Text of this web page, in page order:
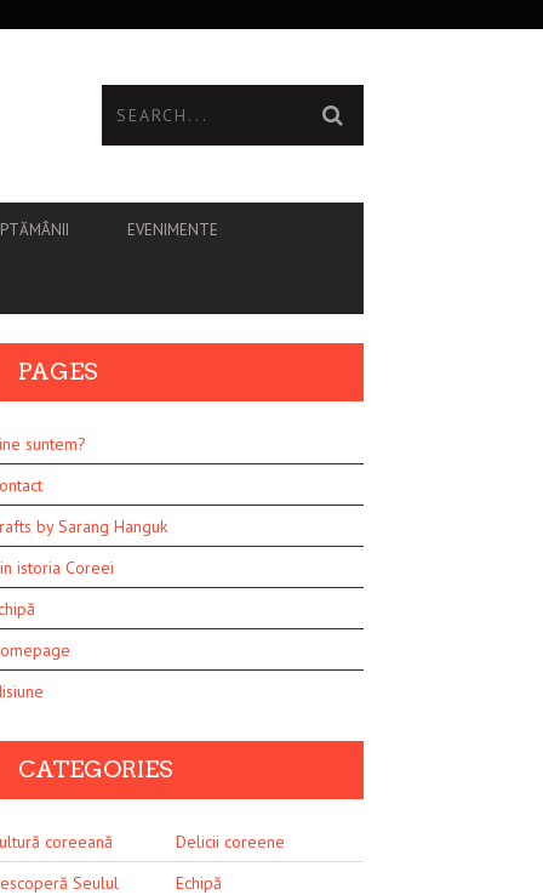
EVENIMENTE
PAGES
suntem?
by Sarang Hanguk
istoria Coreei
CATEGORIES
coreeană
Delicii coreene
Seulul
Echipă